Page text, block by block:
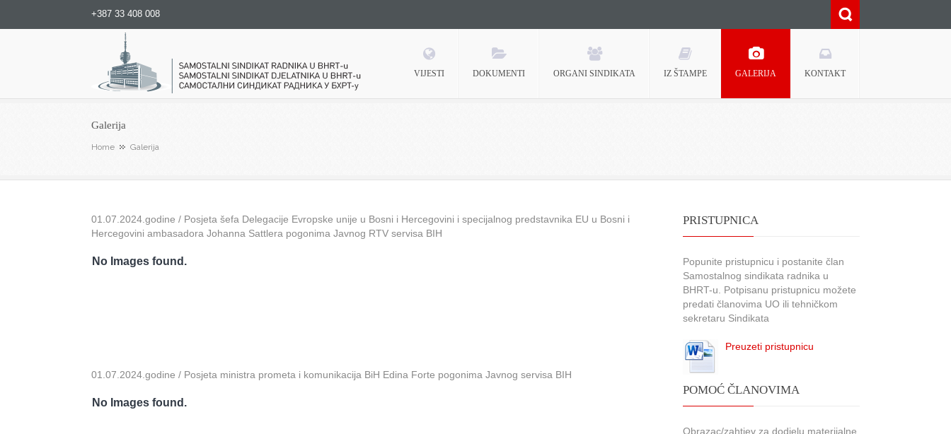
+387 33 408 008
Samostalni sindikat radnika u BHRT-u
VIJESTI DOKUMENTI ORGANI SINDIKATA IZ ŠTAMPE GALERIJA KONTAKT
Galerija
Home Galerija
01.07.2024.godine / Posjeta šefa Delegacije Evropske unije u Bosni i Hercegovini i specijalnog predstavnika EU u Bosni i
Hercegovini ambasadora Johanna Sattlera pogonima Javnog RTV servisa BIH
No Images found.
01.07.2024.godine / Posjeta ministra prometa i komunikacija BiH Edina Forte pogonima Javnog servisa BIH
No Images found.
PRISTUPNICA
Popunite pristupnicu i postanite član
Samostalnog sindikata radnika u
BHRT-u. Potpisanu pristupnicu možete
predati članovima UO ili tehničkom
sekretaru Sindikata
Preuzeti pristupnicu
POMOĆ ČLANOVIMA
Obrazac/zahtjev za dodjelu materijalne